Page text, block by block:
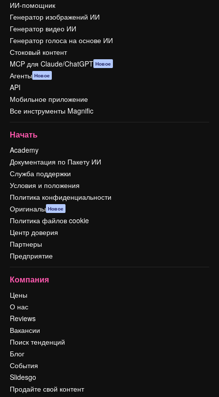
ИИ-помощник
Генератор изображений ИИ
Генератор видео ИИ
Генератор голоса на основе ИИ
Стоковый контент
MCP для Claude/ChatGPT Новое
Агенты Новое
API
Мобильное приложение
Все инструменты Magnific
Начать
Academy
Документация по Пакету ИИ
Служба поддержки
Условия и положения
Политика конфиденциальности
Оригиналы Новое
Политика файлов cookie
Центр доверия
Партнеры
Предприятие
Компания
Цены
О нас
Reviews
Вакансии
Поиск тенденций
Блог
События
Slidesgo
Продайте свой контент